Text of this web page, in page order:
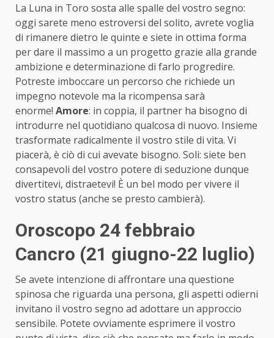
La Luna in Toro sosta alle spalle del vostro segno:
oggi sarete meno estroversi del solito, avrete voglia
di rimanere dietro le quinte e siete in ottima forma
per dare il massimo a un progetto grazie alla grande
ambizione e determinazione di farlo progredire.
Potreste imboccare un percorso che richiede un
impegno notevole ma la ricompensa sarà
enorme! Amore: in coppia, il partner ha bisogno di
introdurre nel quotidiano qualcosa di nuovo. Insieme
trasformate radicalmente il vostro stile di vita. Vi
piacerà, è ciò di cui avevate bisogno. Soli: siete ben
consapevoli del vostro potere di seduzione dunque
divertitevi, distraetevi! È un bel modo per vivere il
vostro status (anche se presto cambierà).
Oroscopo 24 febbraio
Cancro (21 giugno-22 luglio)
Se avete intenzione di affrontare una questione
spinosa che riguarda una persona, gli aspetti odierni
invitano il vostro segno ad adottare un approccio
sensibile. Potete ovviamente esprimere il vostro